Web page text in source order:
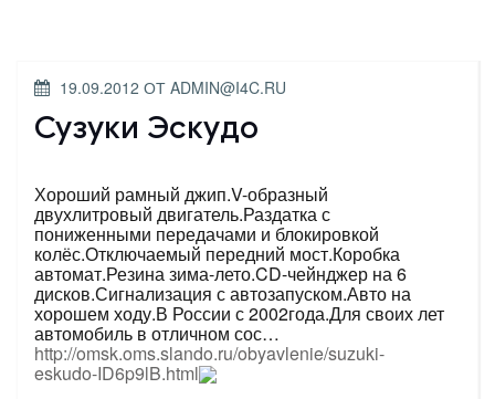
ОПУБЛИКОВАНО
19.09.2012 ОТ ADMIN@I4C.RU
Сузуки Эскудо
Хороший рамный джип.V-образный
двухлитровый двигатель.Раздатка с
пониженными передачами и блокировкой
колёс.Отключаемый передний мост.Коробка
автомат.Резина зима-лето.CD-чейнджер на 6
дисков.Сигнализация с автозапуском.Авто на
хорошем ходу.В России с 2002года.Для своих лет
автомобиль в отличном сос…
http://omsk.oms.slando.ru/obyavlenie/suzuki-
eskudo-ID6p9lB.html